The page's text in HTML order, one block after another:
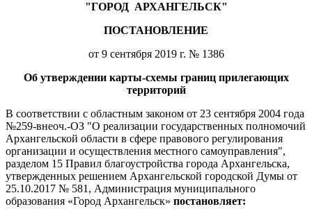
"ГОРОД АРХАНГЕЛЬСК"
ПОСТАНОВЛЕНИЕ
от 9 сентября 2019 г. № 1386
Об утверждении карты-схемы границ прилегающих
территорий
В соответствии с областным законом от 23 сентября 2004 года
№259-внеоч.-ОЗ "О реализации государственных полномочий
Архангельской области в сфере правового регулирования
организации и осуществления местного самоуправления",
разделом 15 Правил благоустройства города Архангельска,
утвержденных решением Архангельской городской Думы от
25.10.2017 № 581, Администрация муниципального
образования «Город Архангельск» постановляет: